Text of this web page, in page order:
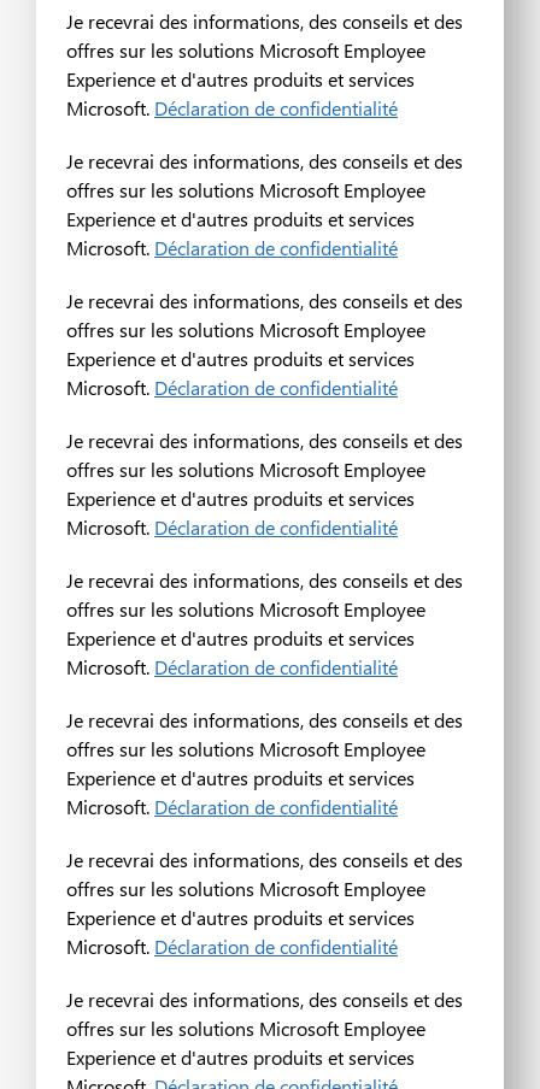
Je recevrai des informations, des conseils et des
offres sur les solutions Microsoft Employee
Experience et d'autres produits et services
Microsoft. Déclaration de confidentialité
Je recevrai des informations, des conseils et des
offres sur les solutions Microsoft Employee
Experience et d'autres produits et services
Microsoft. Déclaration de confidentialité
Je recevrai des informations, des conseils et des
offres sur les solutions Microsoft Employee
Experience et d'autres produits et services
Microsoft. Déclaration de confidentialité
Je recevrai des informations, des conseils et des
offres sur les solutions Microsoft Employee
Experience et d'autres produits et services
Microsoft. Déclaration de confidentialité
Je recevrai des informations, des conseils et des
offres sur les solutions Microsoft Employee
Experience et d'autres produits et services
Microsoft. Déclaration de confidentialité
Je recevrai des informations, des conseils et des
offres sur les solutions Microsoft Employee
Experience et d'autres produits et services
Microsoft. Déclaration de confidentialité
Je recevrai des informations, des conseils et des
offres sur les solutions Microsoft Employee
Experience et d'autres produits et services
Microsoft. Déclaration de confidentialité
Je recevrai des informations, des conseils et des
offres sur les solutions Microsoft Employee
Experience et d'autres produits et services